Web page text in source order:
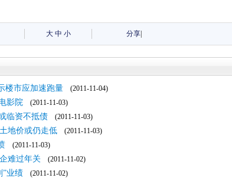
大 中 小 分享
楼市应加速跑量 (2011-11-04)
影院 (2011-11-03)
临资不抵债 (2011-11-03)
地价或仍走低 (2011-11-03)
(2011-11-03)
难过年关 (2011-11-02)
”业绩 (2011-11-02)